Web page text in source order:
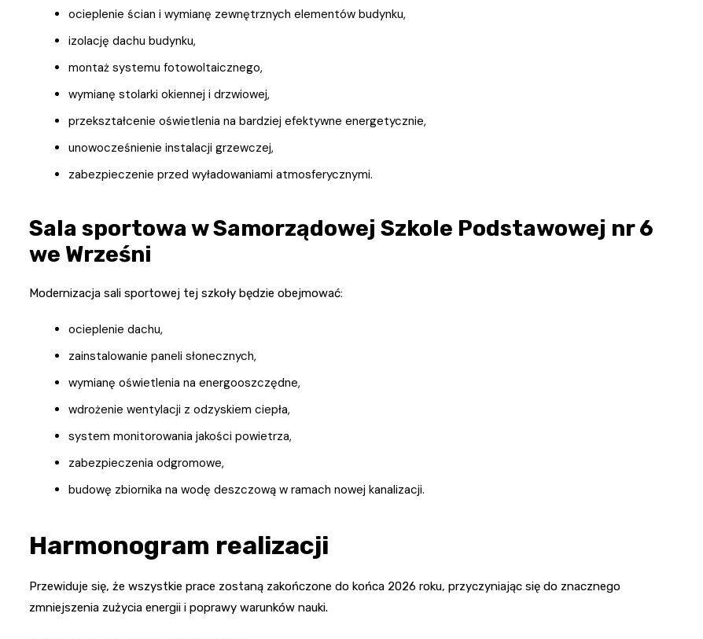
ocieplenie ścian i wymianę zewnętrznych elementów budynku,
izolację dachu budynku,
montaż systemu fotowoltaicznego,
wymianę stolarki okiennej i drzwiowej,
przekształcenie oświetlenia na bardziej efektywne energetycznie,
unowocześnienie instalacji grzewczej,
zabezpieczenie przed wyładowaniami atmosferycznymi.
Sala sportowa w Samorządowej Szkole Podstawowej nr 6
we Wrześni
Modernizacja sali sportowej tej szkoły będzie obejmować:
ocieplenie dachu,
zainstalowanie paneli słonecznych,
wymianę oświetlenia na energooszczędne,
wdrożenie wentylacji z odzyskiem ciepła,
system monitorowania jakości powietrza,
zabezpieczenia odgromowe,
budowę zbiornika na wodę deszczową w ramach nowej kanalizacji.
Harmonogram realizacji
Przewiduje się, że wszystkie prace zostaną zakończone do końca 2026 roku, przyczyniając się do znacznego
zmniejszenia zużycia energii i poprawy warunków nauki.